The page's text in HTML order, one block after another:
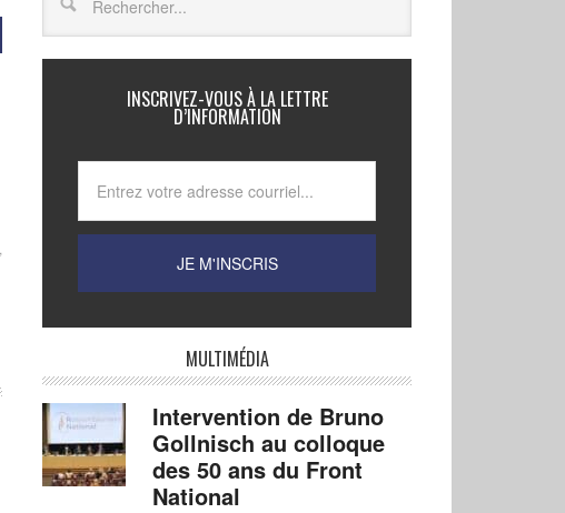
INSCRIVEZ-VOUS À LA LETTRE
D’INFORMATION
MULTIMÉDIA
Intervention de Bruno
Gollnisch au colloque
des 50 ans du Front
National